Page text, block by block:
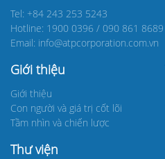
Tel: +84 243 253 5243
Hotline: 1900 0396 / 090 861 8689
Email: info@atpcorporation.com.vn
Giới thiệu
Giới thiệu
Con người và giá trị cốt lõi
Tầm nhìn và chiến lược
Thư viện